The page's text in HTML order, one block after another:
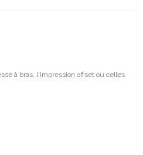
à bras, l'impression offset ou celles